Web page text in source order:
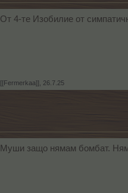
От 4-те Изобилие от
[[Fermerkaa]] 26.7.25
Муши защо нямам бомбат.